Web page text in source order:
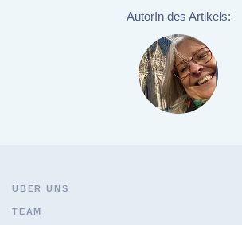
AutorIn des Artikels:
ÜBER UNS
TEAM